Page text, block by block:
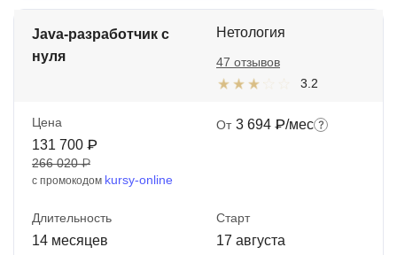
Java-разработчик с
нуля
Нетология
3.2
47 отзывов
Цена
131 700 ₽
266 020 ₽
с промокодом kursy-online
От 3 694 ₽/мес
Длительность
14 месяцев
Старт
17 августа